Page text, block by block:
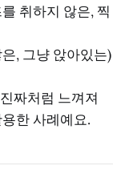
취하지 않은, 찍
, 그냥 앉아있는)
짜처럼 느껴져
한 사례예요.